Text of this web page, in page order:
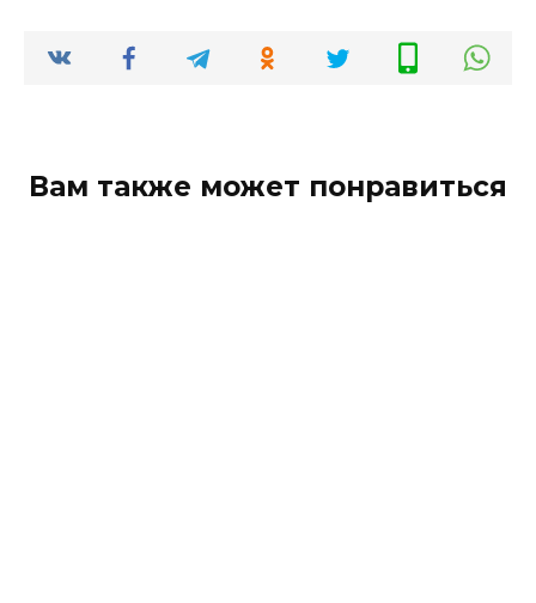
Вам также может понравиться